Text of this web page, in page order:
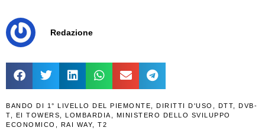
Redazione
BANDO DI 1° LIVELLO DEL PIEMONTE DIRITTI D'USO DTT
DVB-
T
EI TOWERS LOMBARDIA
MINISTERO DELLO SVILUPPO
ECONOMICO
RAI WAY T2